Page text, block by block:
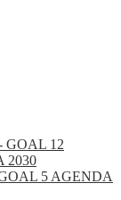
GOAL 12
2030
5 AGENDA